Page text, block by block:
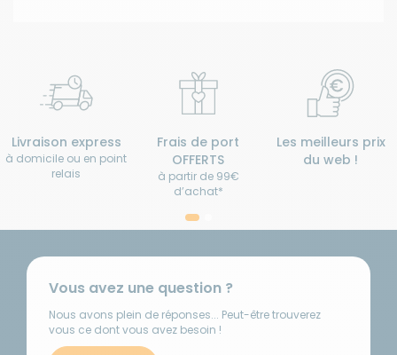
Livraison express
à domicile ou en point
relais
Frais de port
OFFERTS
à partir de 99€
d’achat*
Les meilleurs prix
du web !
Vous avez une question ?
Nous avons plein de réponses... Peut-être trouverez
vous ce dont vous avez besoin !